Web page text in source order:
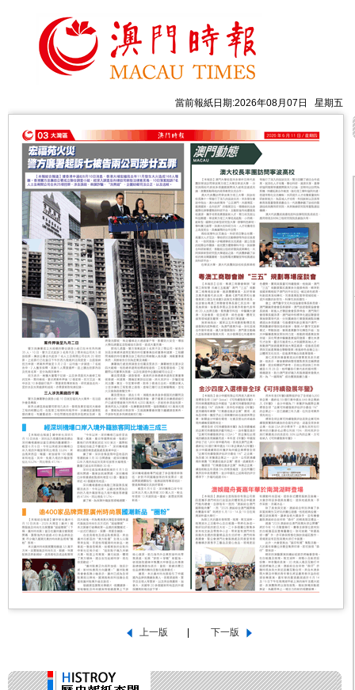
當前報紙日期:2026年08月07日 星期五